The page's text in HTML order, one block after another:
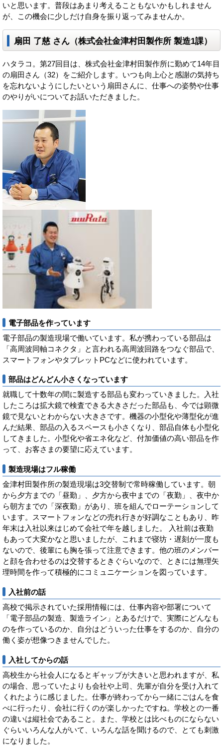
いと思います。普段はあまり考えることもないかもしれません
が、この機会に少しだけ自身を振り返ってみませんか。
扇田 了慈 さん（株式会社金津村田製作所 製造1課）
ハタラコ。第27回目は、株式会社金津村田製作所に勤めて14年目
の扇田さん（32）をご紹介します。いつも向上心と感謝の気持ち
を忘れないようにしたいという扇田さんに、仕事への姿勢や仕事
のやりがいについてお話いただきました。
電子部品を作っています
電子部品の製造現場で働いています。私が携わっている部品は
「高周波同軸コネクタ」と言われる高周波回路をつなぐ部品で、
スマートフォンやタブレットPCなどに使われています。
部品はどんどん小さくなっています
就職して十数年の間に製造する部品も変わっていきました。入社
したころは拡大鏡で検査できる大きさだった部品も、今では顕微
鏡で見ないとわからない大きさです。機器の小型化や薄型化が進
んだ結果、部品の入るスペースも小さくなり、部品自体も小型化
してきました。小型化や省エネ化など、付加価値の高い部品を作
って、お客さまの要望に応えています。
製造現場はフル稼働
金津村田製作所の製造現場は3交替制で常時稼働しています。朝
から夕方までの「昼勤」、夕方から夜中までの「夜勤」、夜中か
ら朝方までの「深夜勤」があり、班を組んでローテーションして
います。スマートフォンなどの売れ行きが好調なこともあり、昨
年末は入社以来はじめて会社で年を越しました。 入社前は夜勤
もあって大変かなと思いましたが、これまで寝坊・遅刻が一度も
ないので、後輩にも胸を張って注意できます。他の班のメンバー
と顔を合わせるのは交替するときぐらいなので、ときには無理矢
理時間を作って積極的にコミュニケーションを図っています。
入社前の話
高校で掲示されていた採用情報には、仕事内容や部署について
「電子部品の製造、製造ライン」とあるだけで、実際にどんなも
のを作っているのか、自分はどういった仕事をするのか、自分の
働く姿が想像つきませんでした。
入社してからの話
高校生から社会人になるとギャップが大きいと思われますが、私
の場合、思っていたよりも会社や上司、先輩が自分を受け入れて
くれたように感じました。仕事が終わってから一緒にごはんを食
べに行ったり、会社に行くのが楽しかったですね。学校との一番
の違いは縦社会であること。また、学校とは比べものにならない
ぐらいいろんな人がいて、いろんな話を聞けるので、とても刺激
になりました。